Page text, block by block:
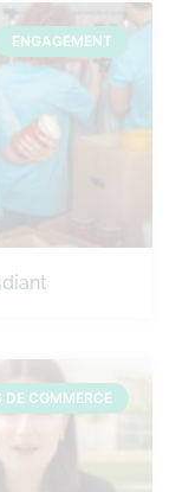
ENGAGEMENT
DE COMMERCE